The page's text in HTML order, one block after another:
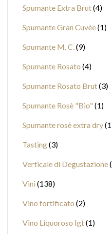
Spumante Extra Brut 4
Spumante Gran Cuvèe 1
Spumante M. C. 9
Spumante Rosato 4
Spumante Rosato Brut 3
Spumante Rosè "Bio" 1
Spumante rosè extra dry 1
Tasting 3
Verticale di Degustazione
Vini 138
Vino fortificato 2
Vino Liquoroso Igt 1